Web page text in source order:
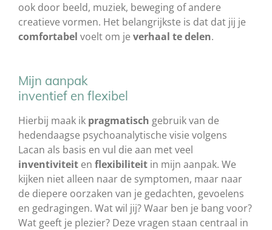
ook door beeld, muziek, beweging of andere
creatieve vormen. Het belangrijkste is dat dat jij je
comfortabel voelt om je verhaal te delen.
Mijn aanpak
inventief en flexibel
Hierbij maak ik pragmatisch gebruik van de
hedendaagse psychoanalytische visie volgens
Lacan als basis en vul die aan met veel
inventiviteit en flexibiliteit in mijn aanpak. We
kijken niet alleen naar de symptomen, maar naar
de diepere oorzaken van je gedachten, gevoelens
en gedragingen. Wat wil jij? Waar ben je bang voor?
Wat geeft je plezier? Deze vragen staan centraal in